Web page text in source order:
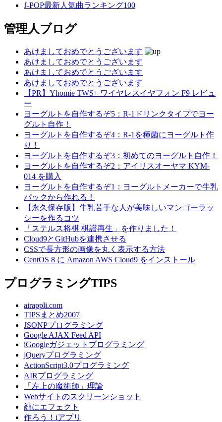
J-POP最新人気曲ランキング100
管理人ブログ
あけましておめでとうございます
あけましておめでとうございます
あけましておめでとうございます
あけましておめでとうございます
【PR】Yhomie TWS+ ワイヤレスイヤフォン F9 レビュ
ー
ヨーグルトを自作するぞ5：R-1ドリンクタイプでヨー
グルト自作！
ヨーグルトを自作するぞ4：R-1を種菌にヨーグルト作
り！
ヨーグルトを自作するぞ3：初めてのヨーグルト自作！
ヨーグルトを自作するぞ2：アイリスオーヤマ KYM-
014 を購入
ヨーグルトを自作するぞ1：ヨーグルトメーカーで牛乳
パックから作れる！
【永久保存版】牛乳苦手な人が美味しいマンゴーラッ
シーを作るコツ
「ステルス将棋 棋譜再生」を作りました！
Cloud9とGitHubを連携させる
CSSで長方形の画像を丸く表示する方法
CentOS 8 に Amazon AWS Cloud9 をインストール
プログラミングTIPS
airappli.com
TIPSまとめ2007
JSONPプログラミング
Google AJAX Feed API
iGoogleガジェットプログラミング
jQueryプログラミング
ActionScript3.0プログラミング
AIRプログラミング
「左上の魔術師」理論
Webサイトのスクリーンショット
顔にエフェクト
作ろう！iアプリ